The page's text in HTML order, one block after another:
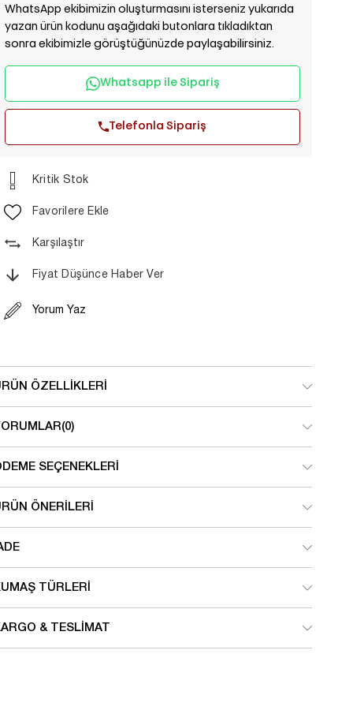
WhatsApp ekibimizin oluşturmasını isterseniz yukarıda
yazan ürün kodunu aşağıdaki butonlara tıkladıktan
sonra ekibimizle görüştüğünüzde paylaşabilirsiniz.
Whatsapp ile Sipariş
Telefonla Sipariş
Kritik Stok
Favorilere Ekle
Karşılaştır
Fiyat Düşünce Haber Ver
Yorum Yaz
ÖZELLIKLERI
(0)
SEÇENEKLERI
ÖNERILERI
TÜRLERI
& TESLIMAT